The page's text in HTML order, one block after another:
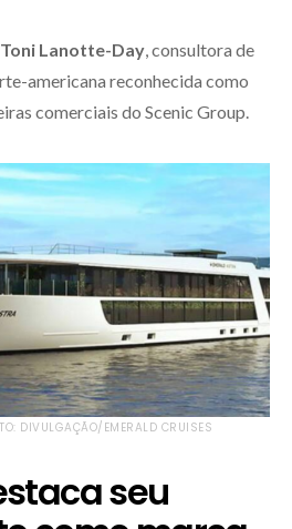
Toni Lanotte-Day , consultora de
americana reconhecida como
comerciais do Scenic Group.
DIVULGAÇÃO/EMERALD CRUISES
seu